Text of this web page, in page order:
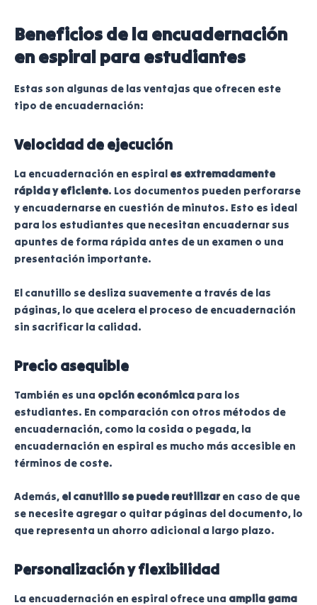
Beneficios de la encuadernación
en espiral para estudiantes
Estas son algunas de las ventajas que ofrecen este
tipo de encuadernación:
Velocidad de ejecución
La encuadernación en espiral es extremadamente
rápida y eficiente. Los documentos pueden perforarse
y encuadernarse en cuestión de minutos. Esto es ideal
para los estudiantes que necesitan encuadernar sus
apuntes de forma rápida antes de un examen o una
presentación importante.
El canutillo se desliza suavemente a través de las
páginas, lo que acelera el proceso de encuadernación
sin sacrificar la calidad.
Precio asequible
También es una opción económica para los
estudiantes. En comparación con otros métodos de
encuadernación, como la cosida o pegada, la
encuadernación en espiral es mucho más accesible en
términos de coste.
Además, el canutillo se puede reutilizar en caso de que
se necesite agregar o quitar páginas del documento, lo
que representa un ahorro adicional a largo plazo.
Personalización y flexibilidad
La encuadernación en espiral ofrece una amplia gama